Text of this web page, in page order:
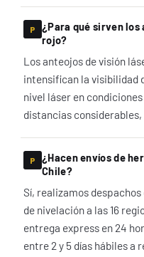
¿Para qué sirven
rojo?
Los anteojos de visión
intensifican la visibilidad
nivel láser en
distancias
¿Hacen envíos de
Chile?
Sí, realizamos
de nivelación a las 16
entrega express en 24
entre 2 y 5 días hábiles a